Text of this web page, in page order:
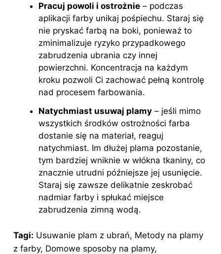
Pracuj powoli i ostrożnie – podczas
aplikacji farby unikaj pośpiechu. Staraj się
nie pryskać farbą na boki, ponieważ to
zminimalizuje ryzyko przypadkowego
zabrudzenia ubrania czy innej
powierzchni. Koncentracja na każdym
kroku pozwoli Ci zachować pełną kontrolę
nad procesem farbowania.
Natychmiast usuwaj plamy – jeśli mimo
wszystkich środków ostrożności farba
dostanie się na materiał, reaguj
natychmiast. Im dłużej plama pozostanie,
tym bardziej wniknie w włókna tkaniny, co
znacznie utrudni późniejsze jej usunięcie.
Staraj się zawsze delikatnie zeskrobać
nadmiar farby i spłukać miejsce
zabrudzenia zimną wodą.
Tagi: Usuwanie plam z ubrań, Metody na plamy
z farby, Domowe sposoby na plamy,